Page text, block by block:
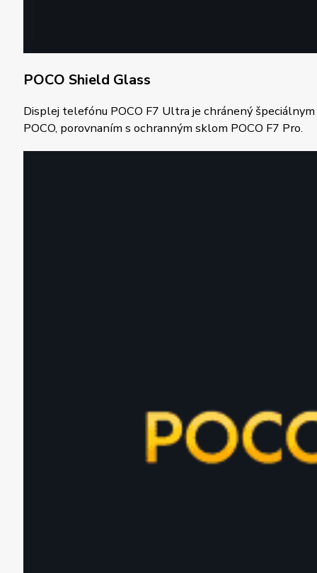
POCO Shield Glass
Displej telefónu POCO F7 Ultra je chránený
POCO, porovnaním s ochranným sklom POCO F7 Pro.